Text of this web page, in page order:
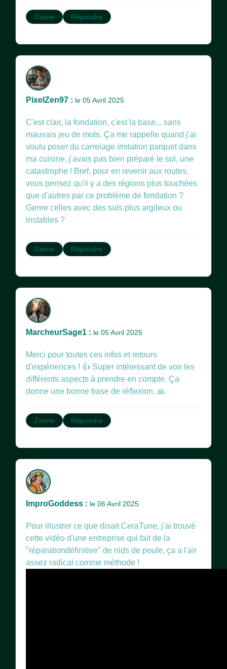
J'aime Répondre
PixelZen97 : le 05 Avril 2025
C'est clair, la fondation, c'est la base... sans
mauvais jeu de mots. Ça me rappelle quand j'ai
voulu poser du carrelage imitation parquet dans
ma cuisine, j'avais pas bien préparé le sol, une
catastrophe ! Bref, pour en revenir aux routes,
vous pensez qu'il y a des régions plus touchées
que d'autres par ce problème de fondation ?
Genre celles avec des sols plus argileux ou
instables ?
J'aime Répondre
MarcheurSage1 : le 05 Avril 2025
Merci pour toutes ces infos et retours
d'expériences ! 👍 Super intéressant de voir les
différents aspects à prendre en compte. Ça
donne une bonne base de réflexion. 🙏
J'aime Répondre
ImproGoddess : le 06 Avril 2025
Pour illustrer ce que disait CeraTune, j'ai trouvé
cette vidéo d'une entreprise qui fait de la
"réparationdéfinitive" de nids de poule, ça a l'air
assez radical comme méthode !